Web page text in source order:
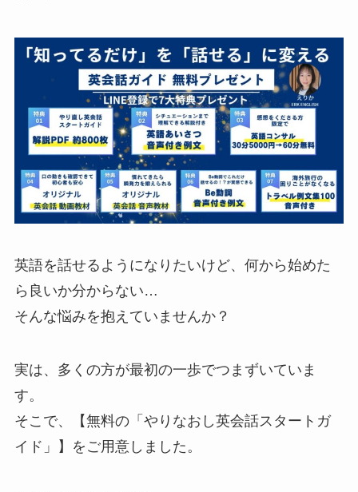
英語を話せるようになりたいけど、何から始めた
ら良いか分からない…
そんな悩みを抱えていませんか？
実は、多くの方が最初の一歩でつまずいていま
す。
そこで、【無料の「やりなおし英会話スタートガ
イド」】をご用意しました。